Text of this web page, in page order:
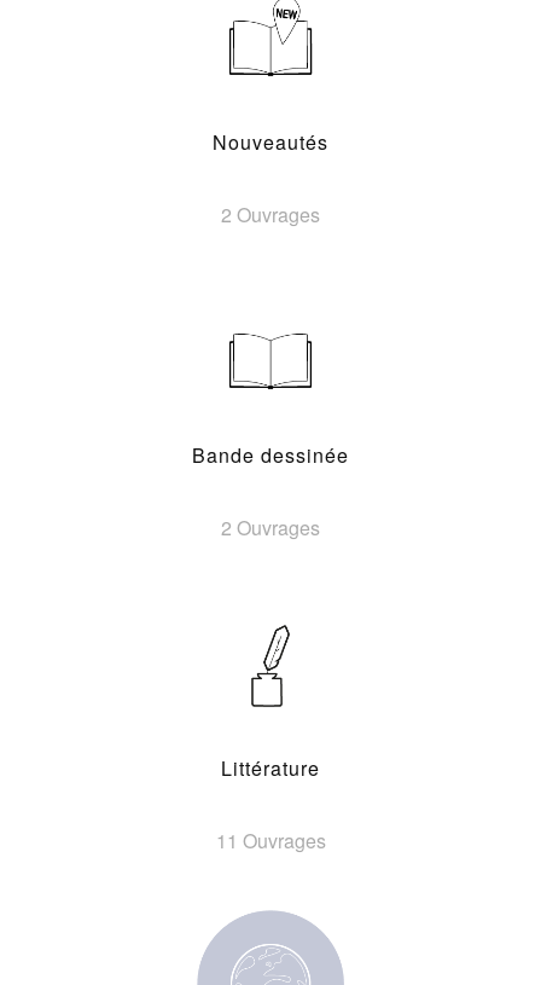
Nouveautés
2 Ouvrages
Bande dessinée
2 Ouvrages
Littérature
11 Ouvrages